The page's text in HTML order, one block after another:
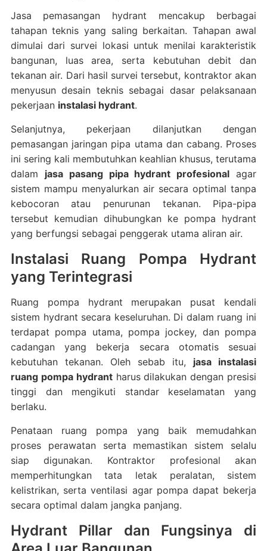
Jasa pemasangan hydrant mencakup berbagai
tahapan teknis yang saling berkaitan. Tahapan awal
dimulai dari survei lokasi untuk menilai karakteristik
bangunan, luas area, serta kebutuhan debit dan
tekanan air. Dari hasil survei tersebut, kontraktor akan
menyusun desain teknis sebagai dasar pelaksanaan
pekerjaan instalasi hydrant.
Selanjutnya, pekerjaan dilanjutkan dengan
pemasangan jaringan pipa utama dan cabang. Proses
ini sering kali membutuhkan keahlian khusus, terutama
dalam jasa pasang pipa hydrant profesional agar
sistem mampu menyalurkan air secara optimal tanpa
kebocoran atau penurunan tekanan. Pipa-pipa
tersebut kemudian dihubungkan ke pompa hydrant
yang berfungsi sebagai penggerak utama aliran air.
Instalasi Ruang Pompa Hydrant
yang Terintegrasi
Ruang pompa hydrant merupakan pusat kendali
sistem hydrant secara keseluruhan. Di dalam ruang ini
terdapat pompa utama, pompa jockey, dan pompa
cadangan yang bekerja secara otomatis sesuai
kebutuhan tekanan. Oleh sebab itu, jasa instalasi
ruang pompa hydrantharus dilakukan dengan presisi
tinggi dan mengikuti standar keselamatan yang
berlaku.
Penataan ruang pompa yang baik memudahkan
proses perawatan serta memastikan sistem selalu
siap digunakan. Kontraktor profesional akan
memperhitungkan tata letak peralatan, sistem
kelistrikan, serta ventilasi agar pompa dapat bekerja
secara optimal dalam jangka panjang.
Hydrant Pillar dan Fungsinya di